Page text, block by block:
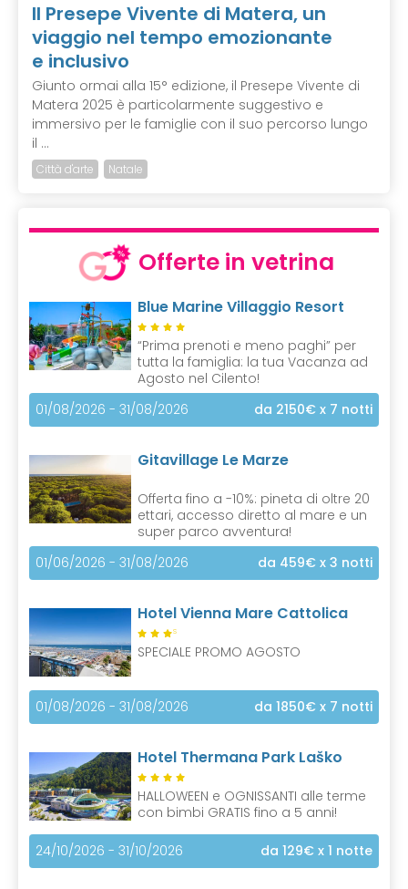
Il Presepe Vivente di Matera, un
viaggio nel tempo emozionante
e inclusivo
Giunto ormai alla 15° edizione, il Presepe Vivente di
Matera 2025 è particolarmente suggestivo e
immersivo per le famiglie con il suo percorso lungo
il ...
Città d'arte Natale
Offerte in vetrina
Blue Marine Villaggio Resort
“Prima prenoti e meno paghi” per
tutta la famiglia: la tua Vacanza ad
Agosto nel Cilento!
01/08/2026 - 31/08/2026
da 2150€ x 7 notti
Gitavillage Le Marze
Offerta fino a -10%: pineta di oltre 20
ettari, accesso diretto al mare e un
super parco avventura!
01/06/2026 - 31/08/2026
da 459€ x 3 notti
Hotel Vienna Mare Cattolica
S
SPECIALE PROMO AGOSTO
01/08/2026 - 31/08/2026 da 1850€ x 7 notti
Hotel Thermana Park Laško
HALLOWEEN e OGNISSANTI alle terme
con bimbi GRATIS fino a 5 anni!
24/10/2026 - 31/10/2026 da 129€ x 1 notte